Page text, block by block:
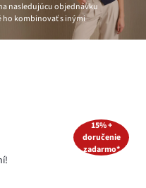
nasledujúcu objednávku
ho kombinovať s inými
15% +
doručenie
zadarmo*